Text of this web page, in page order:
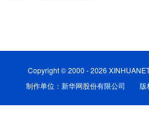
地方频道
Copyright © 2000 - 2026
制作单位：新华网股份有限公司 版